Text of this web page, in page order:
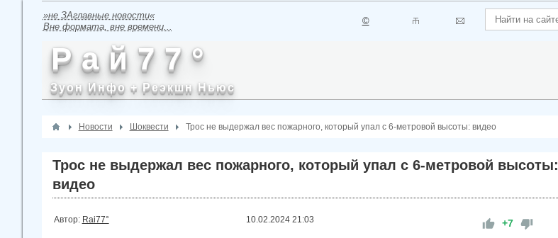
»не ЗАглавные новости«
Вне формата, вне времени...
©
Р а й 7 7 °
Зуон Инфо + Реэкшн Ньюс
Новости Шоквести Трос не выдержал вес пожарного, который упал с 6-метровой высоты: видео
Трос не выдержал вес пожарного, который упал с 6-метровой высоты:
видео
Автор: Rai77° 10.02.2024 21:03 +7